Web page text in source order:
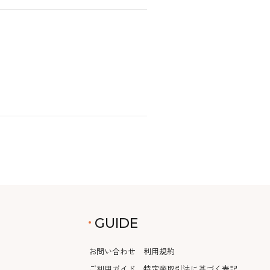
GUIDE
お問い合わせ
利用規約